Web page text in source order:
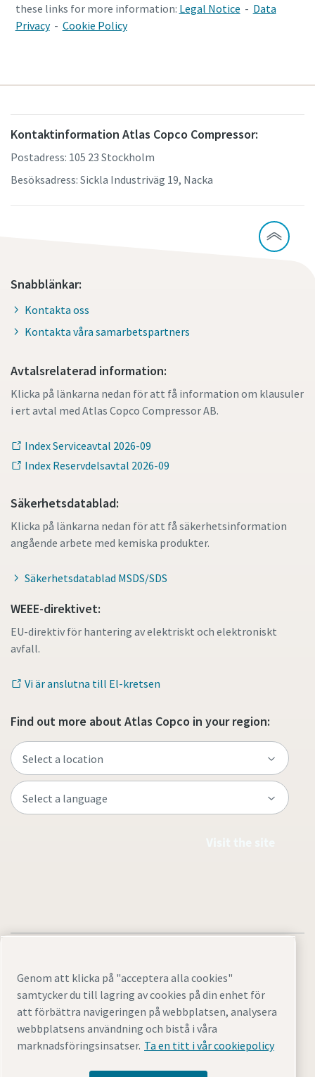
these links for more information: Legal Notice - Data
Privacy- Cookie Policy
Kontaktinformation Atlas Copco Compressor:
Postadress: 105 23 Stockholm
Besöksadress: Sickla Industriväg 19, Nacka
Snabblänkar:
Kontakta oss
Kontakta våra samarbetspartners
Avtalsrelaterad information:
Klicka på länkarna nedan för att få information om klausuler
i ert avtal med Atlas Copco Compressor AB.
Index Serviceavtal 2026-09
Index Reservdelsavtal 2026-09
Säkerhetsdatablad:
Klicka på länkarna nedan för att få säkerhetsinformation
angående arbete med kemiska produkter.
Säkerhetsdatablad MSDS/SDS
WEEE-direktivet:
EU-direktiv för hantering av elektriskt och elektroniskt
avfall.
Vi är anslutna till El-kretsen
Find out more about Atlas Copco in your region:
Legal & Privacy Notices Cookie-inställningar
Tillgänglighet
Sitemap
Genom att klicka på "acceptera alla cookies"
samtycker du till lagring av cookies på din enhet för
att förbättra navigeringen på webbplatsen, analysera
webbplatsens användning och bistå i våra
marknadsföringsinsatser. Ta en titt i vår cookiepolicy